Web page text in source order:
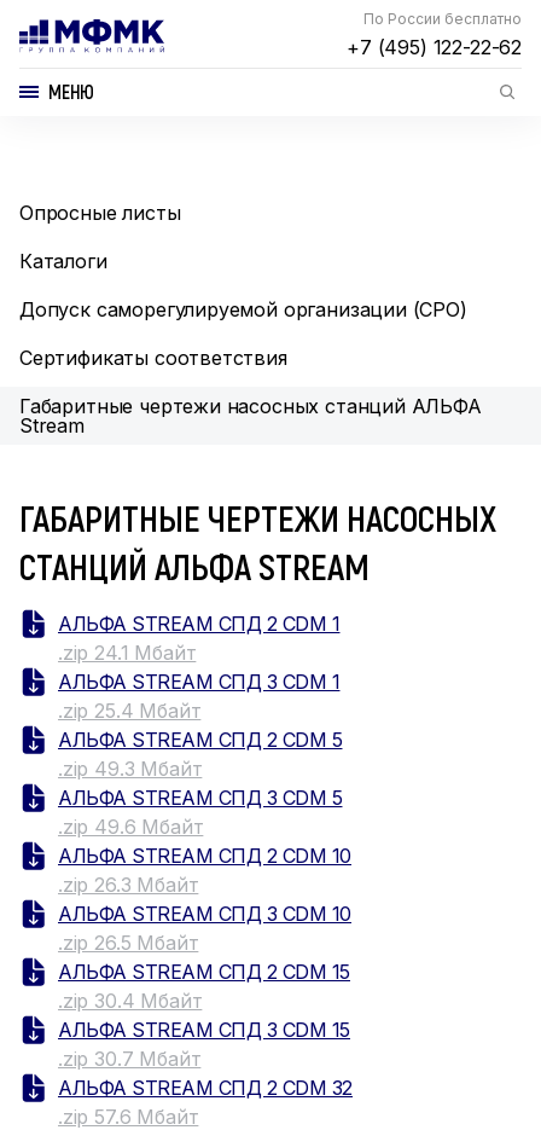
По России бесплатно
+7 (495) 122-22-62
МЕНЮ
Опросные листы
Каталоги
Допуск саморегулируемой организации (СРО)
Сертификаты соответствия
Габаритные чертежи насосных станций АЛЬФА
Stream
ГАБАРИТНЫЕ ЧЕРТЕЖИ НАСОСНЫХ
СТАНЦИЙ АЛЬФА STREAM
АЛЬФА STREAM СПД 2 CDM 1
.zip 24.1 Мбайт
АЛЬФА STREAM СПД 3 CDM 1
.zip 25.4 Мбайт
АЛЬФА STREAM СПД 2 CDM 5
.zip 49.3 Мбайт
АЛЬФА STREAM СПД 3 CDM 5
.zip 49.6 Мбайт
АЛЬФА STREAM СПД 2 CDM 10
.zip 26.3 Мбайт
АЛЬФА STREAM СПД 3 CDM 10
.zip 26.5 Мбайт
АЛЬФА STREAM СПД 2 CDM 15
.zip 30.4 Мбайт
АЛЬФА STREAM СПД 3 CDM 15
.zip 30.7 Мбайт
АЛЬФА STREAM СПД 2 CDM 32
.zip 57.6 Мбайт